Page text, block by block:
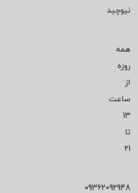
نیوچید
همه
روزه
از
ساعت
13
تا
21
09362092948